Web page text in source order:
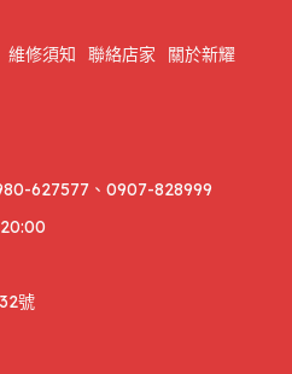
維修須知 聯絡店家
關於新耀
627577、0907-828999
號